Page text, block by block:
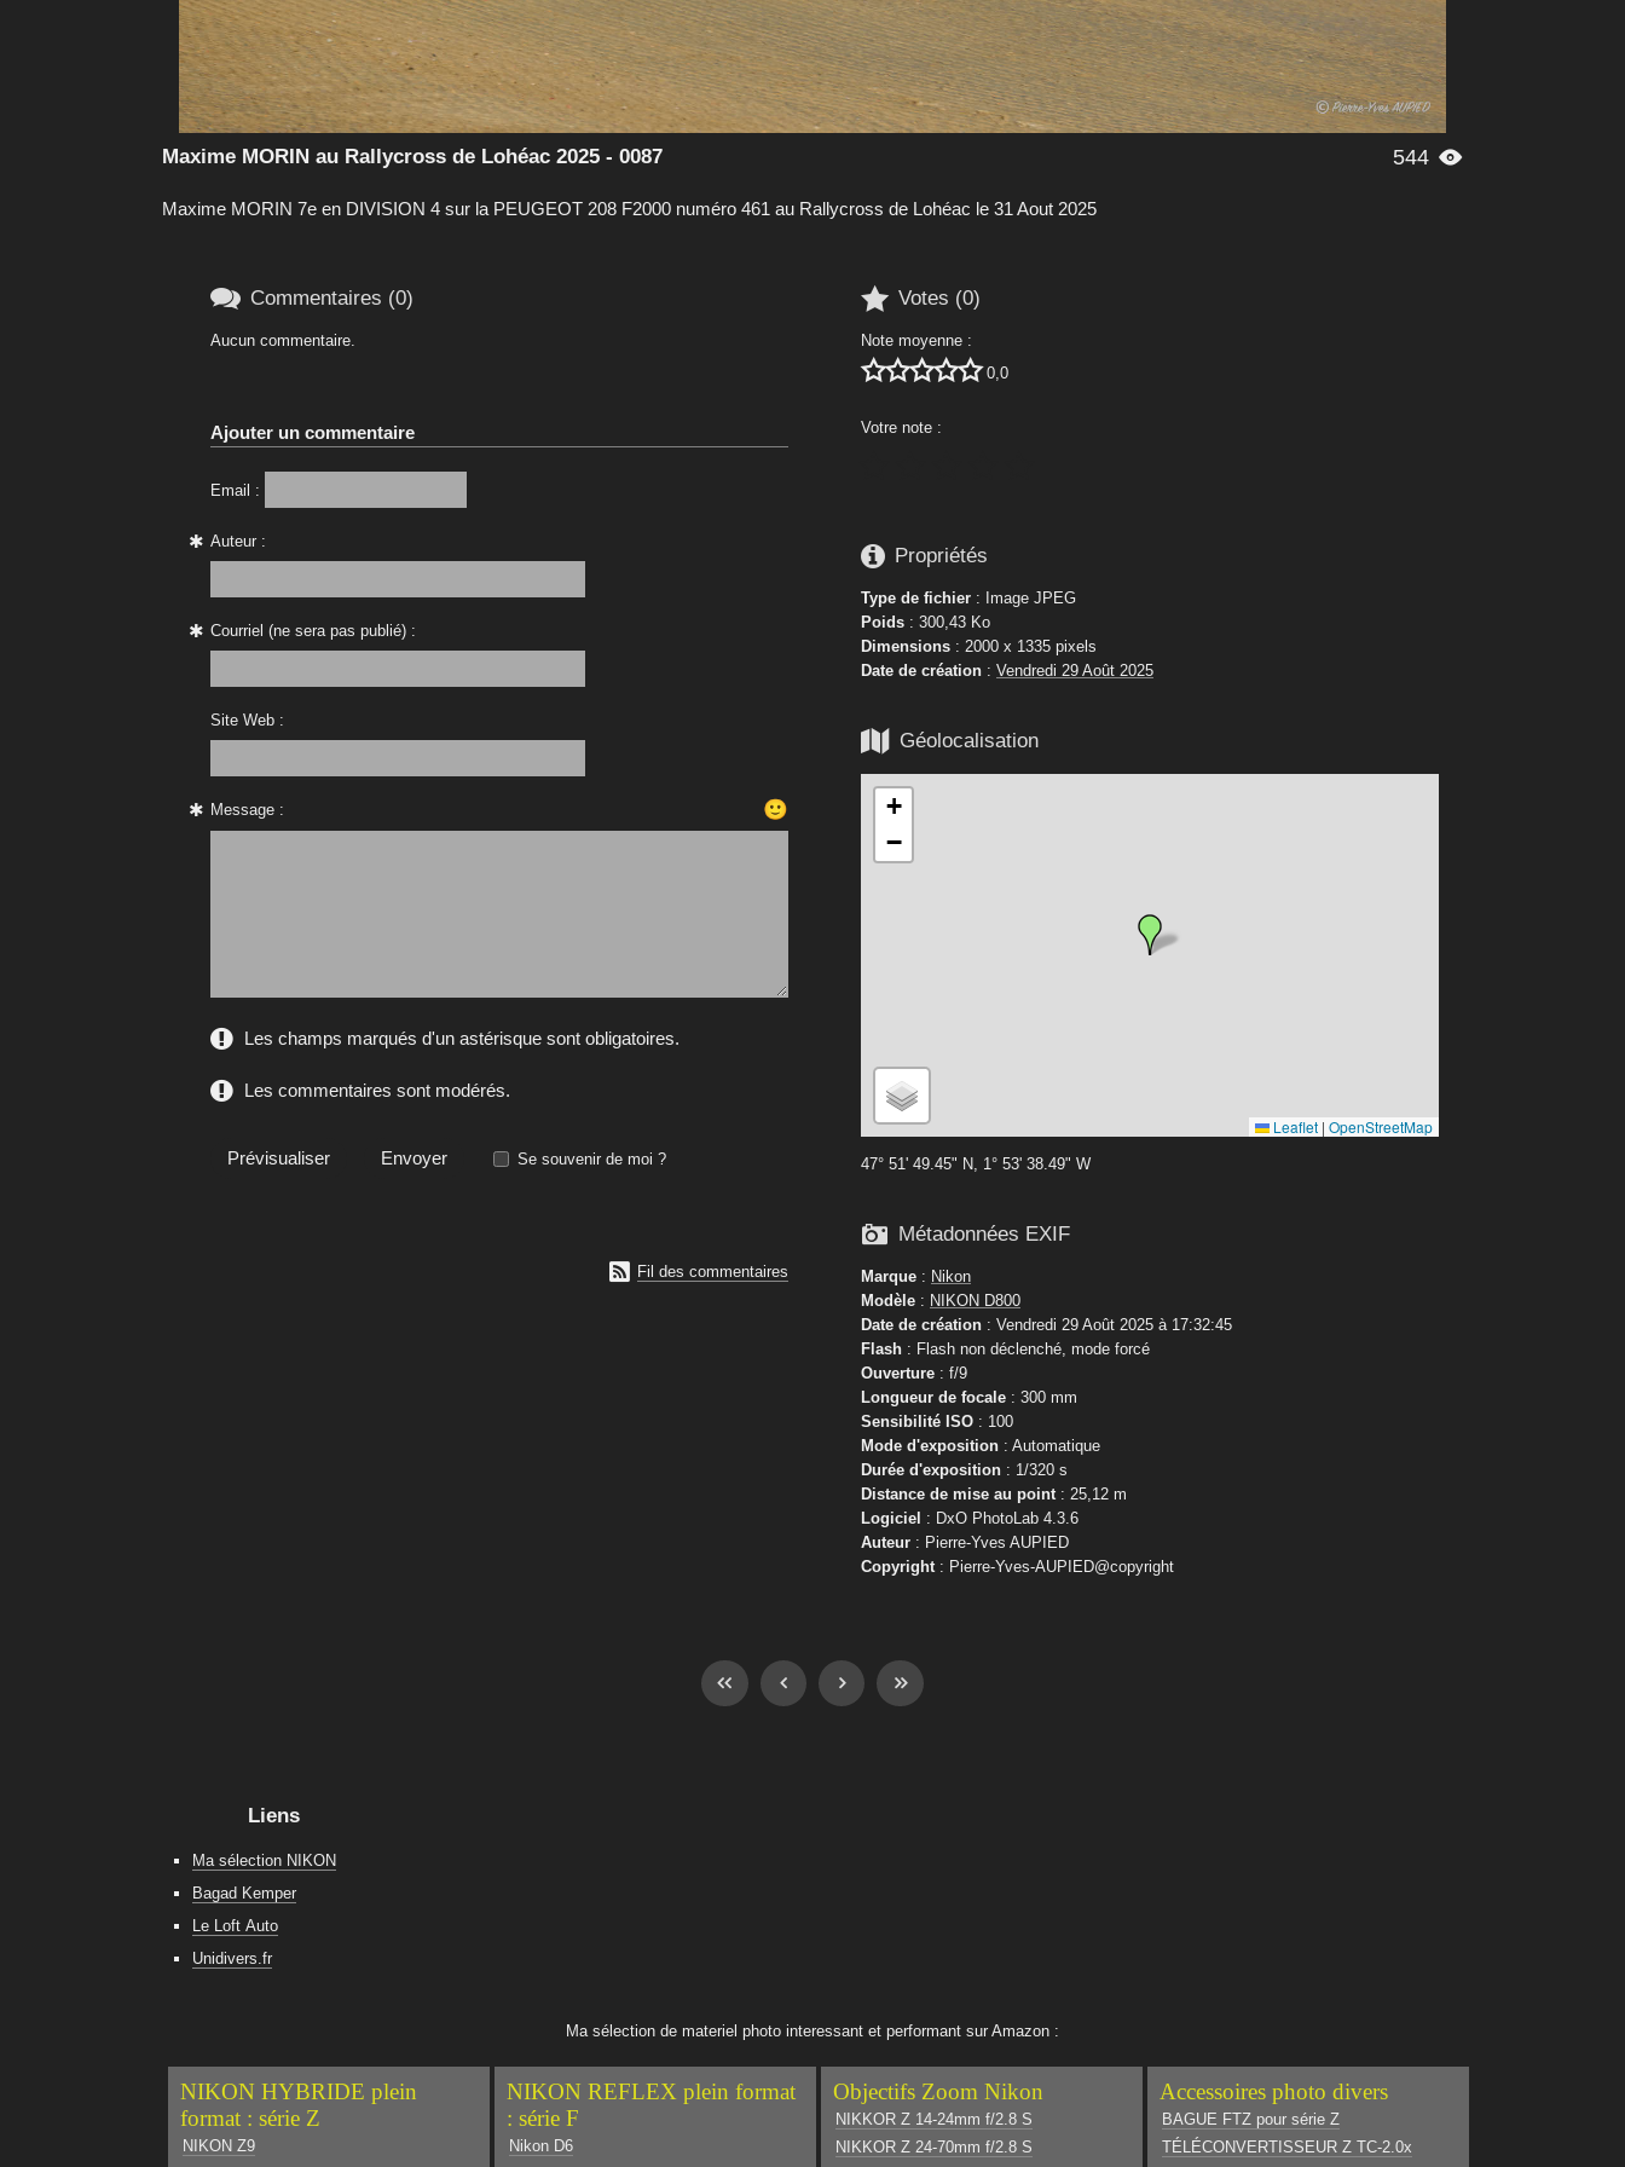
544 
Maxime MORIN au Rallycross de Lohéac 2025 - 0087
Maxime MORIN 7e en DIVISION 4 sur la PEUGEOT 208 F2000 numéro 461 au Rallycross de Lohéac le 31 Aout 2025
 Votes (0)
Note moyenne :
 0,0
Votre note :
 Propriétés
Type de fichier : Image JPEG
Poids : 300,43 Ko
Dimensions : 2000 x 1335 pixels
Date de création : Vendredi 29 Août 2025
 Géolocalisation
+
−
Leaflet | OpenStreetMap
47° 51' 49.45" N, 1° 53' 38.49" W
 Métadonnées EXIF
Marque : Nikon
Modèle : NIKON D800
Date de création : Vendredi 29 Août 2025 à 17:32:45
Flash : Flash non déclenché, mode forcé
Ouverture : f/9
Longueur de focale : 300 mm
Sensibilité ISO : 100
Mode d'exposition : Automatique
Durée d'exposition : 1/320 s
Distance de mise au point : 25,12 m
Logiciel : DxO PhotoLab 4.3.6
Auteur : Pierre-Yves AUPIED
Copyright : Pierre-Yves-AUPIED@copyright
 Commentaires (0)
Aucun commentaire.
Ajouter un commentaire
Email :
Auteur :
Courriel (ne sera pas publié) :
Site Web :
Message : 🙂
Les champs marqués d'un astérisque sont obligatoires.
Les commentaires sont modérés.
Se souvenir de moi ?
 Fil des commentaires
Liens
Ma sélection NIKON
Bagad Kemper
Le Loft Auto
Unidivers.fr
Ma sélection de materiel photo interessant et performant sur Amazon :
NIKON HYBRIDE plein
format : série Z
NIKON Z9
NIKON REFLEX plein format
: série F
Nikon D6
Objectifs Zoom Nikon
NIKKOR Z 14-24mm f/2.8 S
NIKKOR Z 24-70mm f/2.8 S
Accessoires photo divers
BAGUE FTZ pour série Z
TÉLÉCONVERTISSEUR Z TC-2.0x